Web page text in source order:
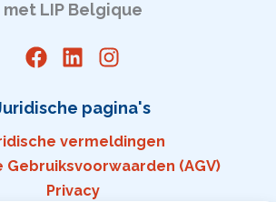
met LIP Belgique
pagina's
vermeldingen
Gebruiksvoorwaarden (AGV)
Privacy